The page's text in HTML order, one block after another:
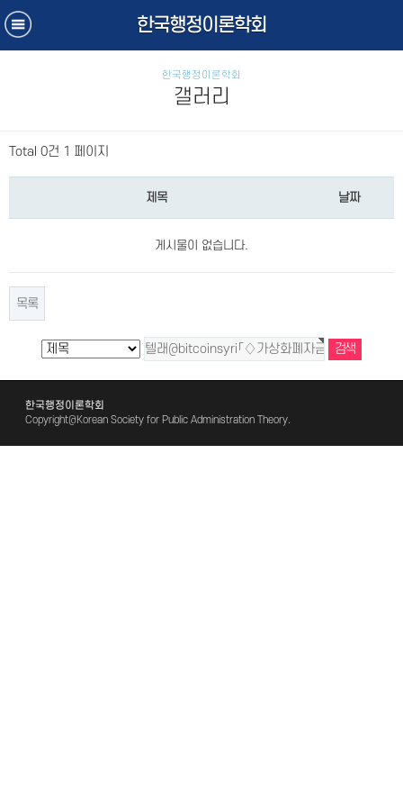
한국행정이론학회
한국행정이론학회
갤러리
Total 0건 1 페이지
제목 날짜
게시물이 없습니다.
목록
한국행정이론학회
Copyright@Korean Society for Public Administration Theory.